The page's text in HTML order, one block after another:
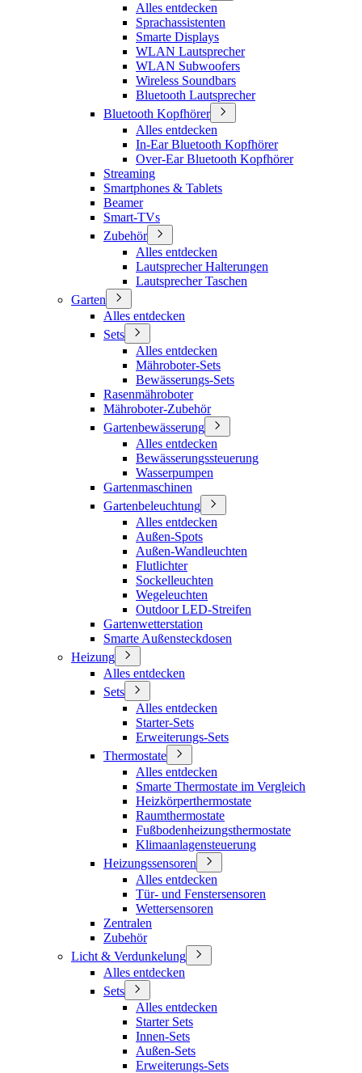
Alles entdecken
Sprachassistenten
Smarte Displays
WLAN Lautsprecher
WLAN Subwoofers
Wireless Soundbars
Bluetooth Lautsprecher
Bluetooth Kopfhörer
Alles entdecken
In-Ear Bluetooth Kopfhörer
Over-Ear Bluetooth Kopfhörer
Streaming
Smartphones & Tablets
Beamer
Smart-TVs
Zubehör
Alles entdecken
Lautsprecher Halterungen
Lautsprecher Taschen
Garten
Alles entdecken
Sets
Alles entdecken
Mähroboter-Sets
Bewässerungs-Sets
Rasenmähroboter
Mähroboter-Zubehör
Gartenbewässerung
Alles entdecken
Bewässerungssteuerung
Wasserpumpen
Gartenmaschinen
Gartenbeleuchtung
Alles entdecken
Außen-Spots
Außen-Wandleuchten
Flutlichter
Sockelleuchten
Wegeleuchten
Outdoor LED-Streifen
Gartenwetterstation
Smarte Außensteckdosen
Heizung
Alles entdecken
Sets
Alles entdecken
Starter-Sets
Erweiterungs-Sets
Thermostate
Alles entdecken
Smarte Thermostate im Vergleich
Heizkörperthermostate
Raumthermostate
Fußbodenheizungsthermostate
Klimaanlagensteuerung
Heizungssensoren
Alles entdecken
Tür- und Fenstersensoren
Wettersensoren
Zentralen
Zubehör
Licht & Verdunkelung
Alles entdecken
Sets
Alles entdecken
Starter Sets
Innen-Sets
Außen-Sets
Erweiterungs-Sets